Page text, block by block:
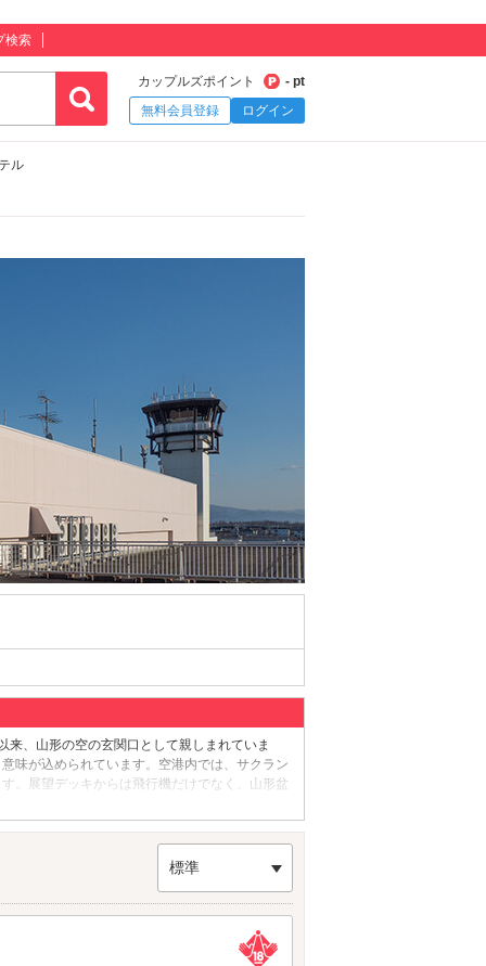
検索
カップルズポイント
- pt
無料会員登録
ログイン
ル
、山形の空の玄関口として親しまれていま
味が込められています。空港内では、サクラン
。展望デッキからは飛行機だけでなく、山形盆
便利です。
標準